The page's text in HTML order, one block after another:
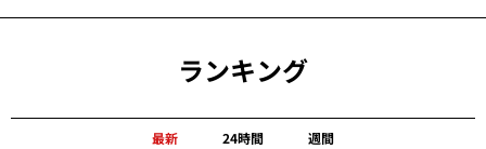
ランキング
最新 24時間 週間